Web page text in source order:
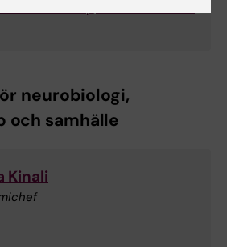
neurobiologi,
och samhälle
Kinali